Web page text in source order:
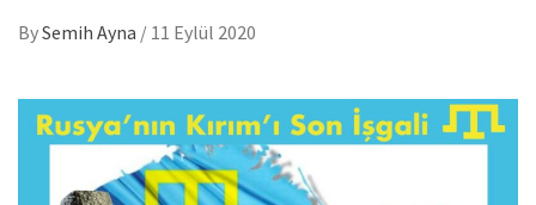
BySemih Ayna / 11 Eylül 2020